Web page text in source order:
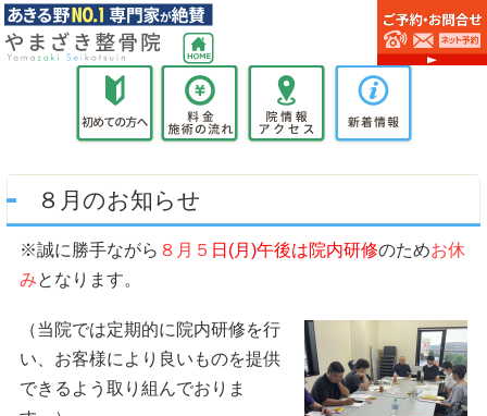
８月のお知らせ
※誠に勝手ながら ８月５ 日(月)午後は院内研修のためお休
みとなります。
（当院では定期的に院内研修を行
い、お客様により良いものを提供
できるよう取り組んでおりま